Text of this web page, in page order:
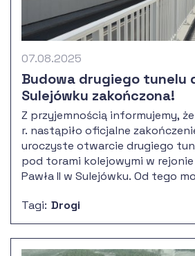
07.08.2025
Budowa drugiego tunelu
Sulejówku zakończona!
Z przyjemnością informujemy,
r. nastąpiło oficjalne
uroczyste otwarcie drugiego
pod torami kolejowymi w
Pawła II w Sulejówku. Od tego
żadnych utrudnień.
Tagi: Drogi